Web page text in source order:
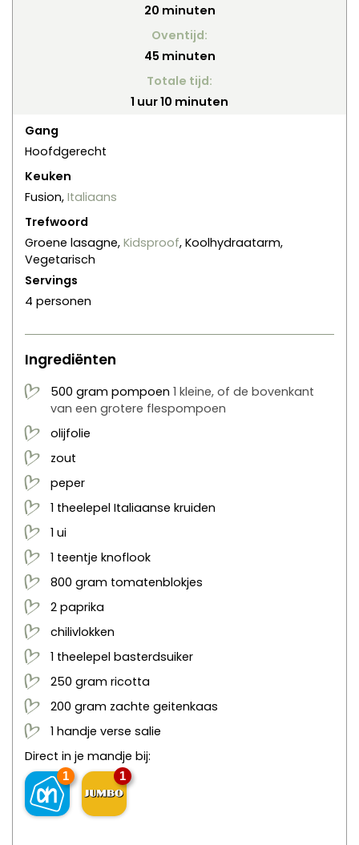
20minuten
minuten
Oventijd:
45minuten
minuten
Totale tijd:
1 uur
uur10 minuten
minuten
Gang
Hoofdgerecht
Keuken
Fusion, Italiaans
Trefwoord
Groene lasagne, Kidsproof, Koolhydraatarm,
Vegetarisch
Servings
4 personen
Ingrediënten
500 gram pompoen 1 kleine, of de bovenkant
van een grotere flespompoen
olijfolie
zout
peper
1 theelepel Italiaanse kruiden
1 ui
1 teentje knoflook
800 gram tomatenblokjes
2 paprika
chilivlokken
1 theelepel basterdsuiker
250 gram ricotta
200 gram zachte geitenkaas
1 handje verse salie
Direct in je mandje bij:
1 1